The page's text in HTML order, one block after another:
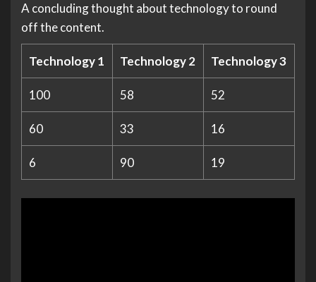
A concluding thought about technology to round
off the content.
Technology 1 Technology 2 Technology 3
100 58 52
60 33 16
6 90 19